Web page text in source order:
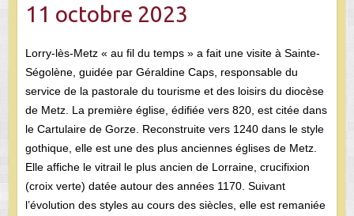
11 octobre 2023
Lorry-lès-Metz « au fil du temps » a fait une visite à Sainte-
Ségolène, guidée par Géraldine Caps, responsable du
service de la pastorale du tourisme et des loisirs du diocèse
de Metz. La première église, édifiée vers 820, est citée dans
le Cartulaire de Gorze. Reconstruite vers 1240 dans le style
gothique, elle est une des plus anciennes églises de Metz.
Elle affiche le vitrail le plus ancien de Lorraine, crucifixion
(croix verte) datée autour des années 1170. Suivant
l’évolution des styles au cours des siècles, elle est remaniée